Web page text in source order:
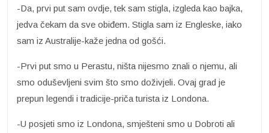
-Da, prvi put sam ovdje, tek sam stigla, izgleda kao bajka,
jedva čekam da sve obiđem. Stigla sam iz Engleske, iako
sam iz Australije-kaže jedna od gošći.
-Prvi put smo u Perastu, ništa nijesmo znali o njemu, ali
smo oduševljeni svim što smo doživjeli. Ovaj grad je
prepun legendi i tradicije-priča turista iz Londona.
-U posjeti smo iz Londona, smješteni smo u Dobroti ali